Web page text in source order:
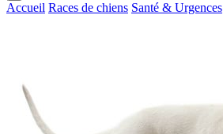
Accueil Races de chiens Santé & Urgences